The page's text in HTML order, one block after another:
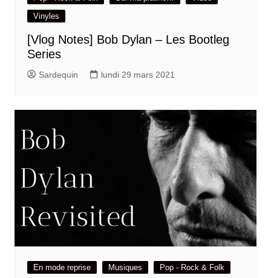
Vinyles
[Vlog Notes] Bob Dylan – Les Bootleg
Series
Sardequin lundi 29 mars 2021
En mode reprise Musiques Pop - Rock & Folk